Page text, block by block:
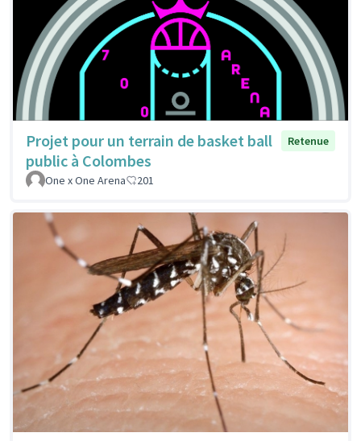
Projet pour un terrain de basket ball
public à Colombes
Retenue
One x One Arena 201